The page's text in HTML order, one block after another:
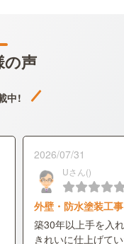
の声
中!
2026/07/31
Uさん()
外壁・防水塗装工事
築30年以上手を入
きれいに仕上げて